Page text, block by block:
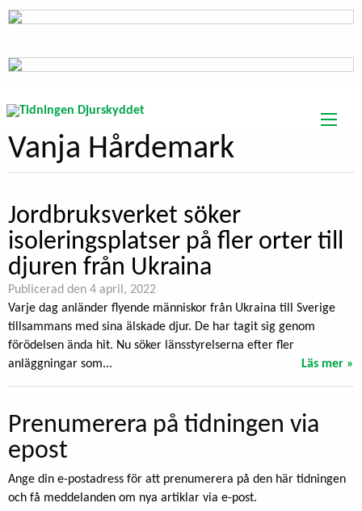
Vanja Hårdemark
Jordbruksverket söker
isoleringsplatser på fler orter till
djuren från Ukraina
Publicerad den 4 april, 2022
Varje dag anländer flyende människor från Ukraina till Sverige
tillsammans med sina älskade djur. De har tagit sig genom
förödelsen ända hit. Nu söker länsstyrelserna efter fler
anläggningar som...
Läs mer »
Prenumerera på tidningen via
epost
Ange din e-postadress för att prenumerera på den här tidningen
och få meddelanden om nya artiklar via e-post.